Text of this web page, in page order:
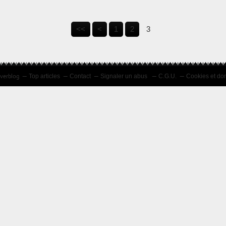
<< < 1 2 3
Top articles Contact Signaler un abus C.G.U. Cookies et